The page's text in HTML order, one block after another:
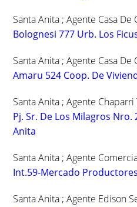
Santa Anita ; Agente Casa
Bolognesi 777 Urb. Los
Santa Anita ; Agente Casa
Amaru 524 Coop. De
Santa Anita ; Agente
Pj. Sr. De Los Milagros Nro.
Anita
Santa Anita ; Agente
Int.59-Mercado Productores
Santa Anita ; Agente Edison